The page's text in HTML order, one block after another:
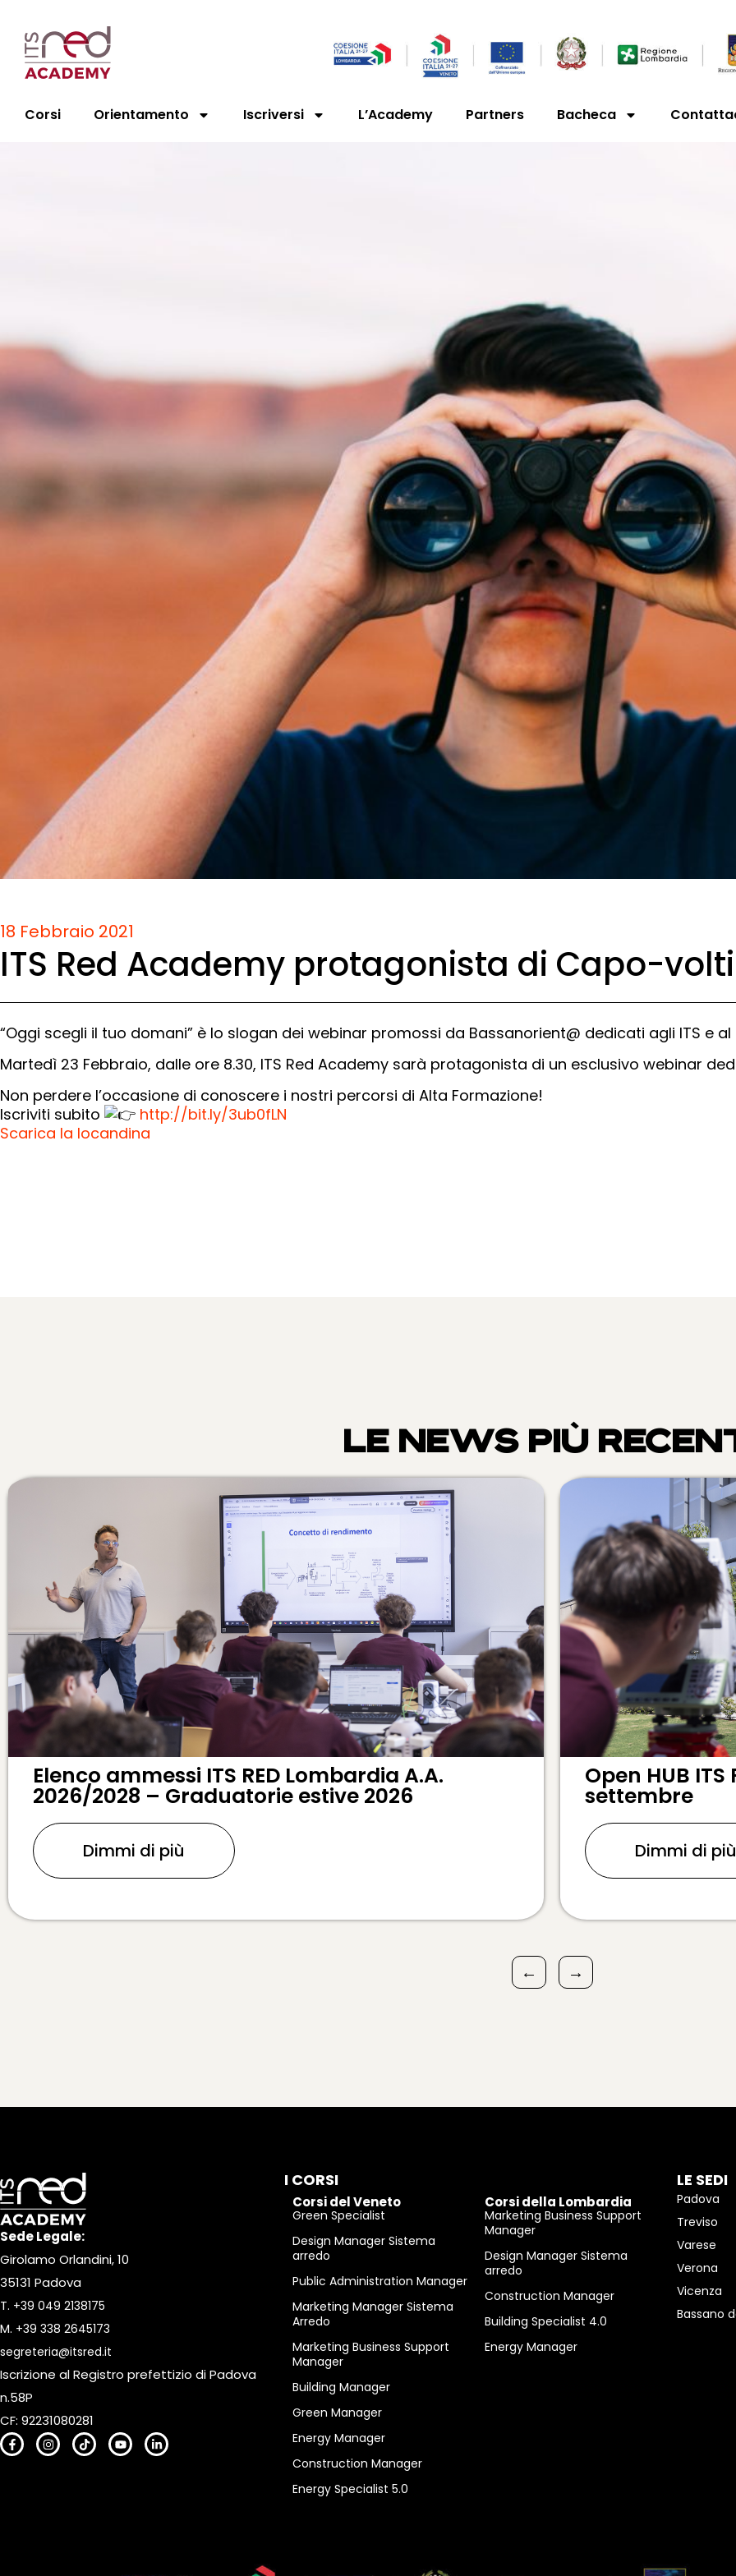
Corsi Orientamento Iscriversi L’Academy Partners Bacheca
18 Febbraio 2021
ITS Red Academy protagonista di Capo-
“Oggi scegli il tuo domani” è lo slogan dei webinar promossi da Bassanorient@ dedicati agli ITS e
Martedì 23 Febbraio, dalle ore 8.30, ITS Red Academy sarà protagonista di un esclusivo webinar
Non perdere l’occasione di conoscere i nostri percorsi di Alta Formazione!
Iscriviti subito
http://bit.ly/3ub0fLN
Scarica la locandina
LE NEWS PIÙ
Elenco ammessi ITS RED Lombardia A.A.
2026/2028 – Graduatorie estive 2026
Dimmi di più
Open HUB
settembre
Dimmi di più
← →
Sede Legale:
Girolamo Orlandini, 10
35131 Padova
T. +39 049 2138175
M. +39 338 2645173
segreteria@itsred.it
Iscrizione al Registro prefettizio di Padova
n.58P
CF: 92231080281
I CORSI
Corsi del Veneto
Green Specialist
Design Manager Sistema
arredo
Public Administration Manager
Marketing Manager Sistema
Arredo
Marketing Business Support
Manager
Building Manager
Green Manager
Energy Manager
Construction Manager
Energy Specialist 5.0
Corsi della Lombardia
Marketing Business Support
Manager
Design Manager Sistema
arredo
Construction Manager
Building Specialist 4.0
Energy Manager
LE SEDI
Padova
Treviso
Varese
Verona
Vicenza
Bassano